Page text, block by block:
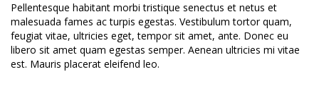
Pellentesque habitant morbi tristique senectus et netus et
malesuada fames ac turpis egestas. Vestibulum tortor quam,
feugiat vitae, ultricies eget, tempor sit amet, ante. Donec eu
libero sit amet quam egestas semper. Aenean ultricies mi vitae
est. Mauris placerat eleifend leo.